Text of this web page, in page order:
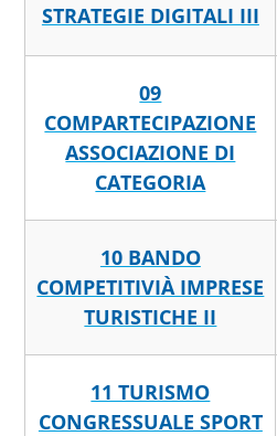
STRATEGIE DIGITALI III
09
COMPARTECIPAZIONE
ASSOCIAZIONE DI
CATEGORIA
10 BANDO
COMPETITIVIÀ IMPRESE
TURISTICHE II
11 TURISMO
CONGRESSUALE SPORT